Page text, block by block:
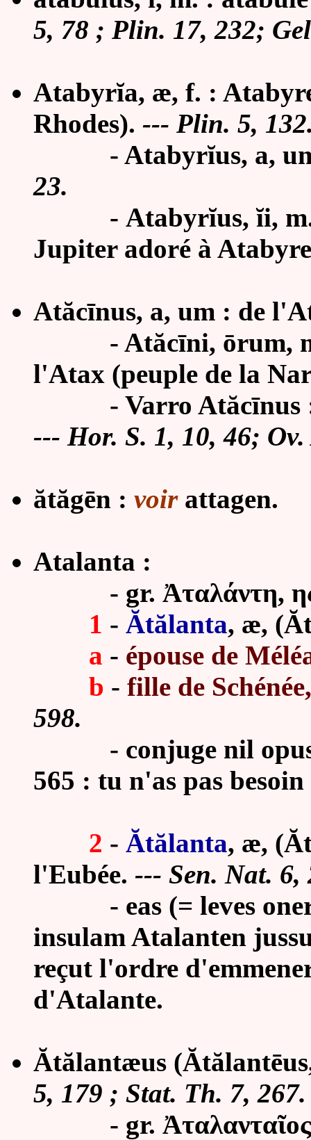
5, 78 ; Plin. 17, 232;
Atabyrĭa, æ, f. :
Rhodes). --- Plin. 5,
- Atabyrĭus, a,
23.
- Atabyrĭus, ĭi, m. :
Jupiter adoré à
Atăcīnus, a, um : de
- Atăcīni, ōrum,
l'Atax (peuple de la
- Varro
--- Hor. S. 1, 10, 46;
ătăgēn : voir attagen.
Atalanta :
- gr. Ἀταλάντη,
1 - Ătălanta, æ,
a - épouse de
b - fille de
598.
- conjuge nil opus
565 : tu n'as pas
2 - Ătălanta, æ,
l'Eubée. --- Sen. Nat. 6,
- eas (= leves
insulam Atalanten
reçut l'ordre
d'Atalante.
Ătălantæus (Ătălantē
5, 179 ; Stat. Th. 7, 267.
- gr.